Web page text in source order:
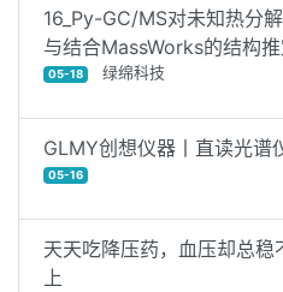
16_Py-GC/MS对未知热分
与结合MassWorks的结构
05-18 绿绵科技
GLMY创想仪器丨直读光谱
05-16
天天吃降压药，血压却总
上